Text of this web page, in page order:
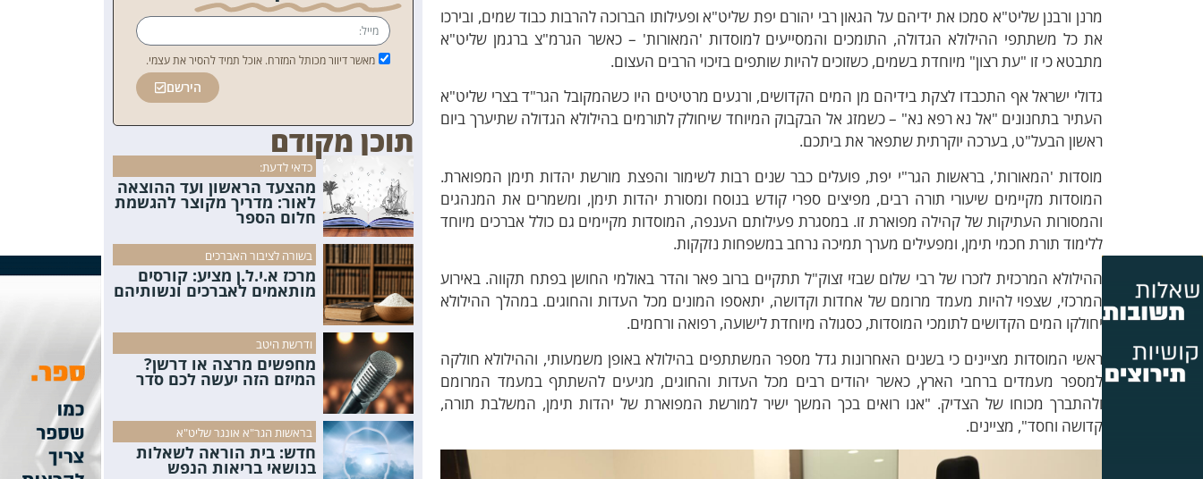
מרנן ורבנן שליט"א סמכו את ידיהם על הגאון רבי יהורם יפת שליט"א ופעילותו הברוכה להרבות כבוד שמים, ובירכו
את כל משתתפי ההילולא הגדולה, התומכים והמסייעים למוסדות 'המאורות' – כאשר הגרמ"צ ברגמן שליט"א
מתבטא כי זו "עת רצון" מיוחדת בשמים, כשזוכים להיות שותפים בזיכוי הרבים העצום.
גדולי ישראל אף התכבדו לצקת בידיהם מן המים הקדושים, ורגעים מרטיטים היו כשהמקובל הגר"ד בצרי שליט"א
העתיר בתחנונים "אל נא רפא נא" – כשמזג אל הבקבוק המיוחד שיחולק לתורמים בהילולא הגדולה שתיערך ביום
ראשון הבעל"ט, בערכה יוקרתית שתפאר את ביתכם.
מוסדות 'המאורות', בראשות הגר"י יפת, פועלים כבר שנים רבות לשימור והפצת מורשת יהדות תימן המפוארת.
המוסדות מקיימים שיעורי תורה רבים, מפיצים ספרי קודש בנוסח ומסורת יהדות תימן, ומשמרים את המנהגים
והמסורות העתיקות של קהילה מפוארת זו. במסגרת פעילותם הענפה, המוסדות מקיימים גם כולל אברכים מיוחד
ללימוד תורת חכמי תימן, ומפעילים מערך תמיכה נרחב במשפחות נזקקות.
ההילולא המרכזית לזכרו של רבי שלום שבזי זצוק"ל תתקיים ברוב פאר והדר באולמי החושן בפתח תקווה. באירוע
המרכזי, שצפוי להיות מעמד מרומם של אחדות וקדושה, יתאספו המונים מכל העדות והחוגים. במהלך ההילולא
יחולקו המים הקדושים לתומכי המוסדות, כסגולה מיוחדת לישועה, רפואה ורחמים.
ראשי המוסדות מציינים כי בשנים האחרונות גדל מספר המשתתפים בהילולא באופן משמעותי, וההילולא חולקה
למספר מעמדים ברחבי הארץ, כאשר יהודים רבים מכל העדות והחוגים, מגיעים להשתתף במעמד המרומם
ולהתברך מכוחו של הצדיק. "אנו רואים בכך המשך ישיר למורשת המפוארת של יהדות תימן, המשלבת תורה,
קדושה וחסד", מציינים.
מאשר דיוור מכותל המזרח. אוכל תמיד להסיר את עצמי.
הירשם
תוכן מקודם
כדאי לדעת:
מהצעד הראשון ועד ההוצאה
לאור: מדריך מקוצר להגשמת
חלום הספר
בשורה לציבור האברכים
מרכז א.י.ל.ן מציע: קורסים
מותאמים לאברכים ונשותיהם
ודרשת היטב
מחפשים מרצה או דרשן?
המיזם הזה יעשה לכם סדר
בראשות הגר"א אונגר שליט"א
חדש: בית הוראה לשאלות
בנושאי בריאות הנפש